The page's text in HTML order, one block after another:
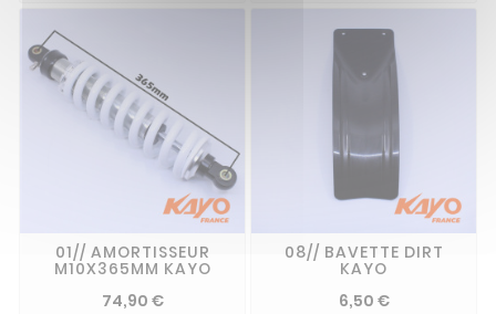
01// AMORTISSEUR
M10X365MM KAYO
74,90 €
08// BAVETTE DIRT
KAYO
6,50 €